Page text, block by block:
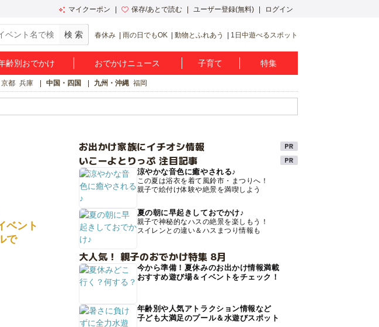
マイクーポン 保存/あとで読む ユーザー登録(無料) ログイン
春休み 雨の日でもOK 動物とふれあう 1日中遊べるスポット
齢別おでかけ おでかけニュース 子育て 特集
京都 兵庫 中国・四国 九州・沖縄 福岡
ベント
で
お出かけ家族にイチオシ情報
いこーよとりっぷ 注目記事
涼やかな音色に癒やされる♪
この夏は浴衣を着て風鈴市・まつりへ！
親子で絵付け体験や絶景を満喫しよう
夏の朝に早起きしておでかけ♪
親子で神秘的なハスの絶景を楽しもう！
スイレンとの違い＆ハスまつり情報も
大人気！ 親子のおでかけ特集 8月
今から準備！夏休みのお出かけ情報満載
おすすめ遊び場＆イベントをチェック！
年齢別や人気アトラクション情報など
子ども大満足のプール＆水遊びスポット